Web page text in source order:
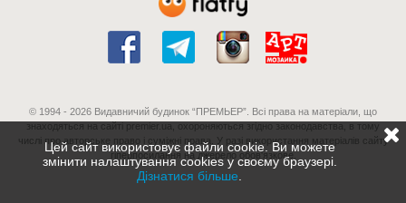
© 1994 - 2026 Видавничий будинок “ПРЕМЬЕР”. Всі права на матеріали, що
знаходяться на сайті premier.ua, охороняються згідно законодавства, в тому
числі про авторське право і суміжні права. У разі використання матеріалів сайту
гіперпосилання на джерело обов'язкове.
Цей сайт використовує файли cookie. Ви можете
змінити налаштування cookies у своєму браузері.
Дізнатися більше